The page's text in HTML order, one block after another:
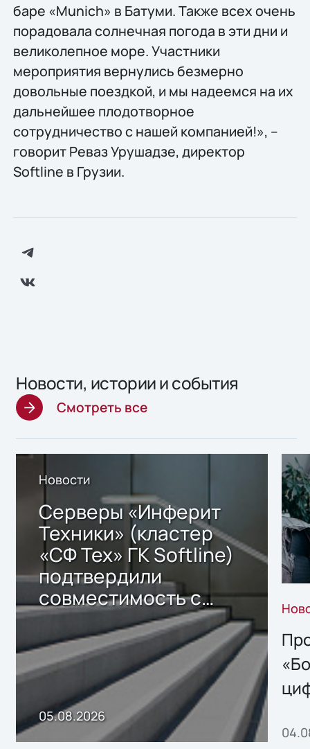
баре «Munich» в Батуми. Также всех очень
порадовала солнечная погода в эти дни и
великолепное море. Участники
мероприятия вернулись безмерно
довольные поездкой, и мы надеемся на их
дальнейшее плодотворное
сотрудничество с нашей компанией!», –
говорит Реваз Урушадзе, директор
Softline в Грузии.
Новости, истории и события
Смотреть все
Новости
Серверы «Инферит
Техники» (кластер
«СФ Тех» ГК Softline)
подтвердили
совместимость с
решением Sharx
Storage 2.x для
хранения данных
05.08.2026